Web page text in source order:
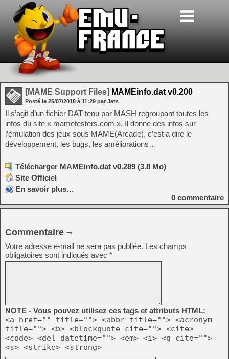
[MAME Support Files] MAMEinfo.dat v0.200
Posté le 25/07/2018 à 11:29 par Jets
Il s’agit d’un fichier DAT tenu par MASH regroupant toutes les
infos du site « mametesters.com ». Il donne des infos sur
l’émulation des jeux sous MAME(Arcade), c’est a dire le
développement, les bugs, les améliorations…
Télécharger MAMEinfo.dat v0.289 (3.8 Mo)
Site Officiel
En savoir plus…
0 commentaire
Commentaire ¬
Votre adresse e-mail ne sera pas publiée. Les champs
obligatoires sont indiqués avec *
NOTE - Vous pouvez utilisez ces tags et attributs HTML:
<a href="" title=""> <abbr title=""> <acronym
title=""> <b> <blockquote cite=""> <cite>
<code> <del datetime=""> <em> <i> <q cite="">
<s> <strike> <strong>